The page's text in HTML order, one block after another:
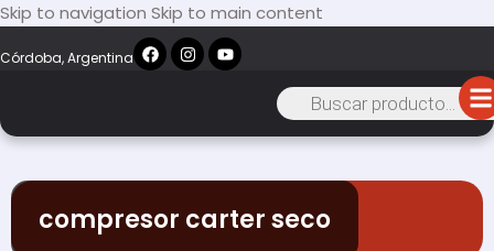
Skip to navigation Skip to main content
Córdoba, Argentina
compresor carter seco